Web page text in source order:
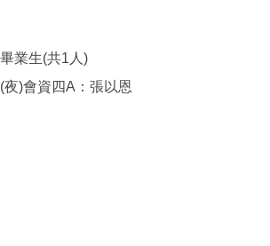
畢業生(共1人)
(夜)會資四A：張以恩